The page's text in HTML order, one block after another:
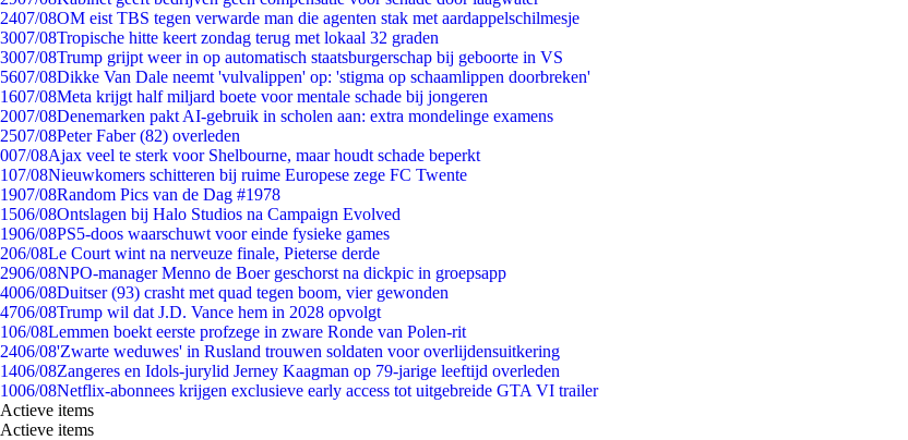
2407/08OM eist TBS tegen verwarde man die agenten stak met aardappelschilmesje
3007/08Tropische hitte keert zondag terug met lokaal 32 graden
3007/08Trump grijpt weer in op automatisch staatsburgerschap bij geboorte in VS
5607/08Dikke Van Dale neemt 'vulvalippen' op: 'stigma op schaamlippen doorbreken'
1607/08Meta krijgt half miljard boete voor mentale schade bij jongeren
2007/08Denemarken pakt AI-gebruik in scholen aan: extra mondelinge examens
2507/08Peter Faber (82) overleden
007/08Ajax veel te sterk voor Shelbourne, maar houdt schade beperkt
107/08Nieuwkomers schitteren bij ruime Europese zege FC Twente
1907/08Random Pics van de Dag #1978
1506/08Ontslagen bij Halo Studios na Campaign Evolved
1906/08PS5-doos waarschuwt voor einde fysieke games
206/08Le Court wint na nerveuze finale, Pieterse derde
2906/08NPO-manager Menno de Boer geschorst na dickpic in groepsapp
4006/08Duitser (93) crasht met quad tegen boom, vier gewonden
4706/08Trump wil dat J.D. Vance hem in 2028 opvolgt
106/08Lemmen boekt eerste profzege in zware Ronde van Polen-rit
2406/08'Zwarte weduwes' in Rusland trouwen soldaten voor overlijdensuitkering
1406/08Zangeres en Idols-jurylid Jerney Kaagman op 79-jarige leeftijd overleden
1006/08Netflix-abonnees krijgen exclusieve early access tot uitgebreide GTA VI trailer
Actieve items
Actieve items